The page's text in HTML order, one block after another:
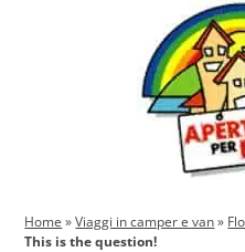
Home »Viaggi in camper e van»
This is the question!